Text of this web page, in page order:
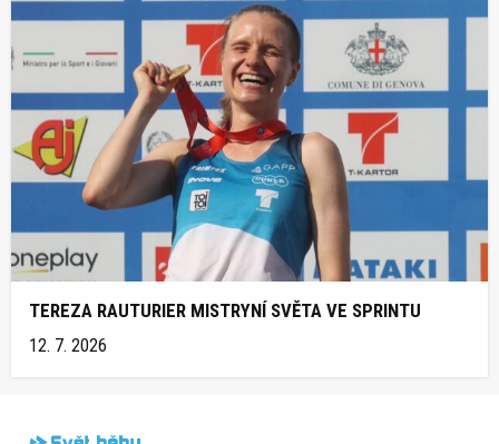
TEREZA RAUTURIER MISTRYNÍ SVĚTA VE SPRINTU
12. 7. 2026